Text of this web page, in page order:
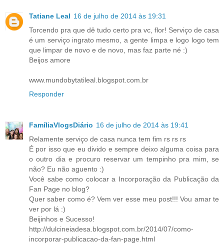
Tatiane Leal 16 de julho de 2014 às 19:31
Torcendo pra que dê tudo certo pra vc, flor! Serviço de casa
é um serviço ingrato mesmo, a gente limpa e logo logo tem
que limpar de novo e de novo, mas faz parte né :)
Beijos amore
www.mundobytatileal.blogspot.com.br
Responder
FamíliaVlogsDiário 16 de julho de 2014 às 19:41
Relamente serviço de casa nunca tem fim rs rs rs
É por isso que eu divido e sempre deixo alguma coisa para
o outro dia e procuro reservar um tempinho pra mim, se
não? Eu não aguento :)
Você sabe como colocar a Incorporação da Publicação da
Fan Page no blog?
Quer saber como é? Vem ver esse meu post!!! Vou amar te
ver por lá :)
Beijinhos e Sucesso!
http://dulcineiadesa.blogspot.com.br/2014/07/como-
incorporar-publicacao-da-fan-page.html